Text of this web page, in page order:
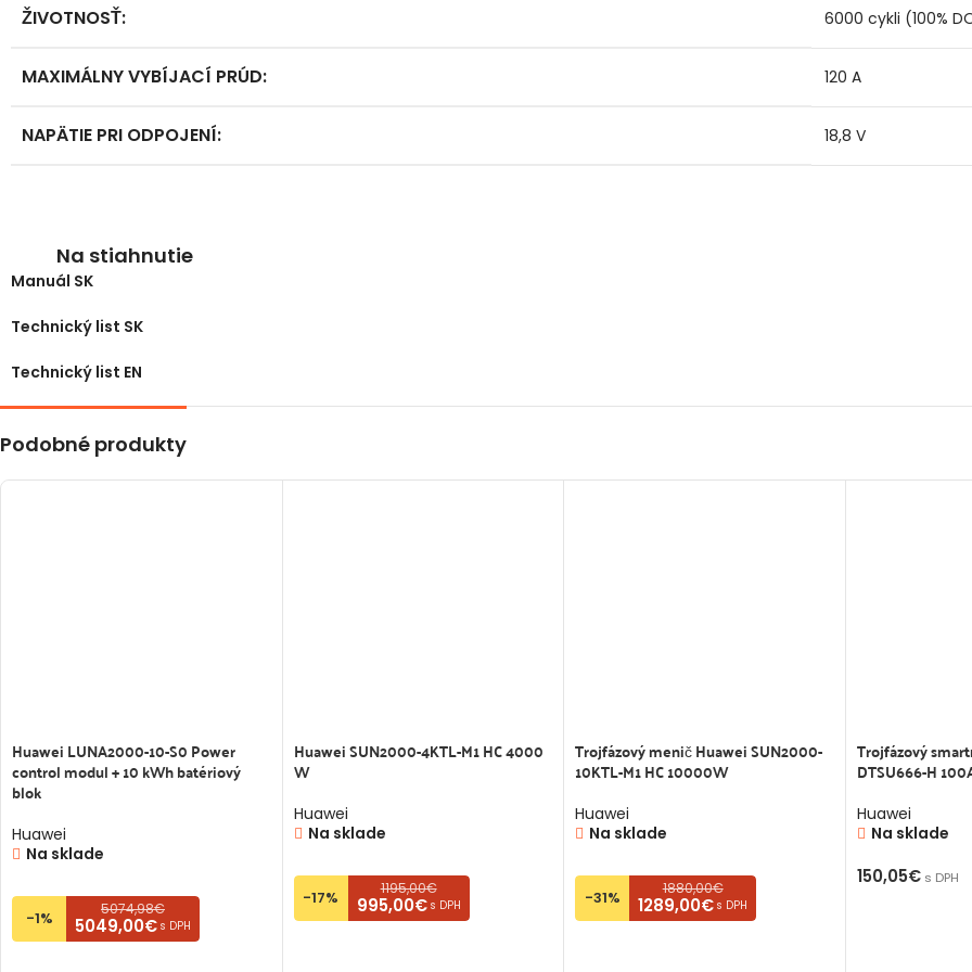
ŽIVOTNOSŤ: 6000 cykli (100%
MAXIMÁLNY VYBÍJACÍ PRÚD: 120 A
NAPÄTIE PRI ODPOJENÍ: 18,8 V
Na stiahnutie
Manuál SK
Technický list SK
Technický list EN
Podobné produkty
Huawei LUNA2000-10-S0 Power
control modul + 10 kWh batériový
blok
Huawei
Na sklade
-1% 5074,98€
5049,00€ s DPH
Huawei SUN2000-4KTL-M1 HC 4000
W
Huawei
Na sklade
-17% 1195,00€
995,00€ s DPH
Trojfázový menič Huawei SUN2000-
10KTL-M1 HC 10000W
Huawei
Na sklade
-31% 1880,00€
1289,00€ s DPH
Trojfázový
DTSU666-H
Huawei
Na sklade
150,05€s DPH